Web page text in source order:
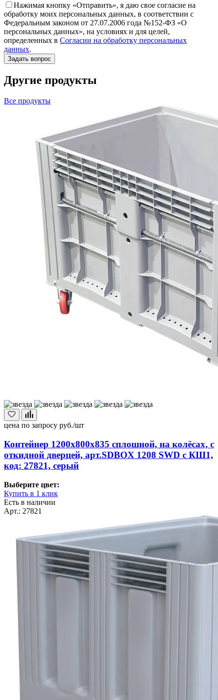
Нажимая кнопку «Отправить», я даю свое согласие на
обработку моих персональных данных, в соответствии с
Федеральным законом от 27.07.2006 года №152-ФЗ «О
персональных данных», на условиях и для целей,
определенных в Согласии на обработку персональных
данных.
Другие продукты
Все продукты
цена по запросу руб./шт
Контейнер 1200х800х835 сплошной, на колёсах, с
откидной дверцей, арт.SDBOX 1208 SWD с КШ1,
код: 27821, серый
Выберите цвет:
Купить в 1 клик
Есть в наличии
Арт.: 27821